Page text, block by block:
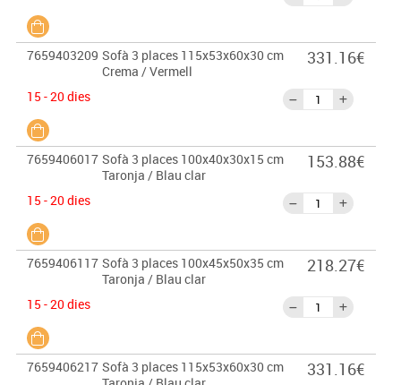
7659403209 Sofà 3 places 115x53x60x30 cm
Crema / Vermell
15 - 20 dies
331.16€
7659406017 Sofà 3 places 100x40x30x15 cm
Taronja / Blau clar
15 - 20 dies
153.88€
7659406117 Sofà 3 places 100x45x50x35 cm
Taronja / Blau clar
15 - 20 dies
218.27€
7659406217 Sofà 3 places 115x53x60x30 cm
331.16€